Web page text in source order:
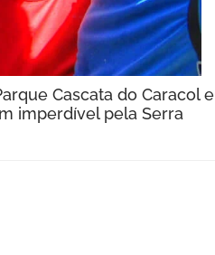
Cascata do Caracol e
imperdível pela Serra